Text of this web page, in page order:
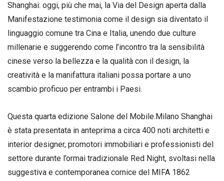
Shanghai: oggi, più che mai, la Via del Design aperta dalla
Manifestazione testimonia come il design sia diventato il
linguaggio comune tra Cina e Italia, unendo due culture
millenarie e suggerendo come l’incontro tra la sensibilità
cinese verso la bellezza e la qualità con il design, la
creatività e la manifattura italiani possa portare a uno
scambio proficuo per entrambi i Paesi.
Questa quarta edizione Salone del Mobile.Milano Shanghai
è stata presentata in anteprima a circa 400 noti architetti e
interior designer, promotori immobiliari e professionisti del
settore durante l’ormai tradizionale Red Night, svoltasi nella
suggestiva e contemporanea cornice del MIFA 1862